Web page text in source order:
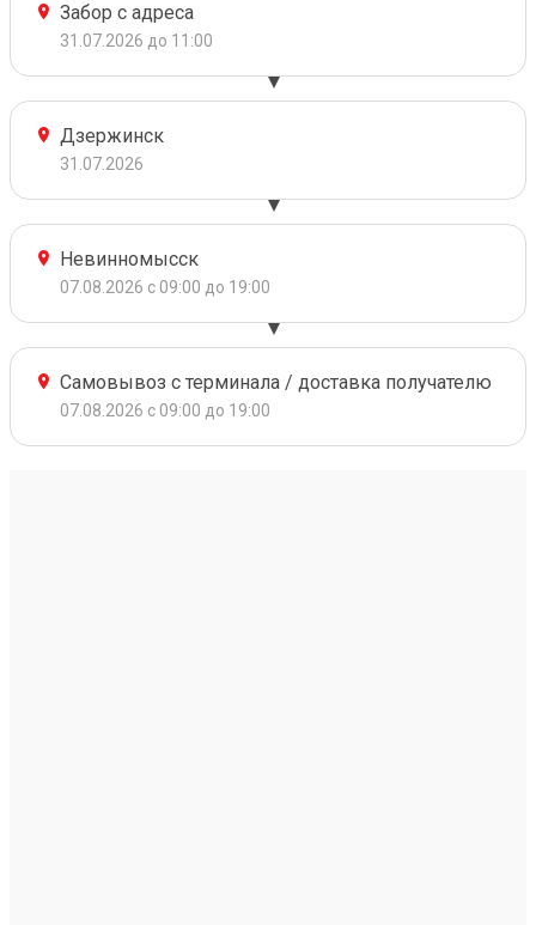
Забор с адреса
31.07.2026 до 11:00
Дзержинск
31.07.2026
Невинномысск
07.08.2026 с 09:00 до 19:00
Самовывоз с терминала / доставка получателю
07.08.2026 с 09:00 до 19:00